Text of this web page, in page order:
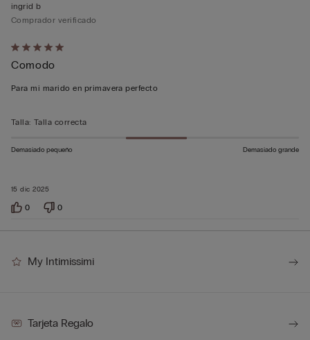
Calificación
de
5
5
15 dic 2025
ingrid b
Comprador verificado
Comodo
Para mi marido en primavera perfecto
Talla: Talla correcta
Demasiado pequeño Demasiado grande
0 0
My Intimissimi
Tarjeta Regalo